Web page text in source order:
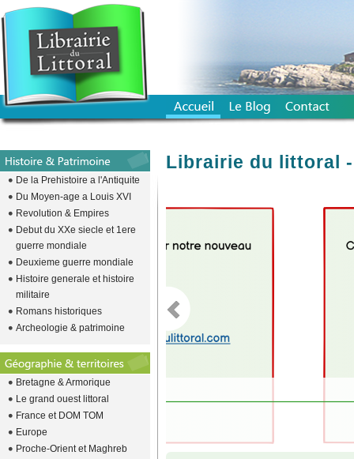
Librairie du littoral
emplacement vide pour
De la Prehistoire a l'Antiquite
Du Moyen-age a Louis XVI
Revolution & Empires
Debut du XXe siecle et 1ere
guerre mondiale
Deuxieme guerre mondiale
Histoire generale et histoire
militaire
Romans historiques
Archeologie & patrimoine
Bretagne & Armorique
Le grand ouest littoral
France et DOM TOM
Europe
Proche-Orient et Maghreb